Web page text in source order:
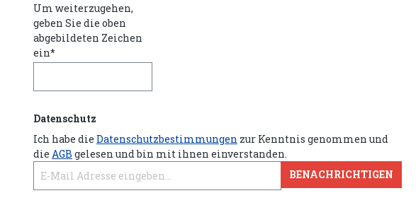
Um weiterzugehen,
geben Sie die oben
abgebildeten Zeichen
ein*
Datenschutz
Ich habe die Datenschutzbestimmungen zur Kenntnis genommen und
die AGB gelesen und bin mit ihnen einverstanden.
BENACHRICHTIGEN